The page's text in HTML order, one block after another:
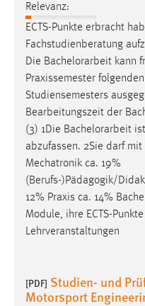
Relevanz:
ECTS-Punkte erbracht
Fachstudienberatung
Die Bachelorarbeit kann
Praxissemester
Studiensemesters
Bearbeitungszeit der
(3) 1Die Bachelorarbeit
abzufassen. 2Sie darf mit
Mechatronik ca. 19%
(Berufs-)Pädagogik/
12% Praxis ca. 14%
Module, ihre ECTS-
Lehrveranstaltungen
[PDF] Studien- und
Motorsport
EXTERNE MEDIEN
Um Inhalte von
Plattformen anzeigen
externen Medien
YouTube
Vimeo